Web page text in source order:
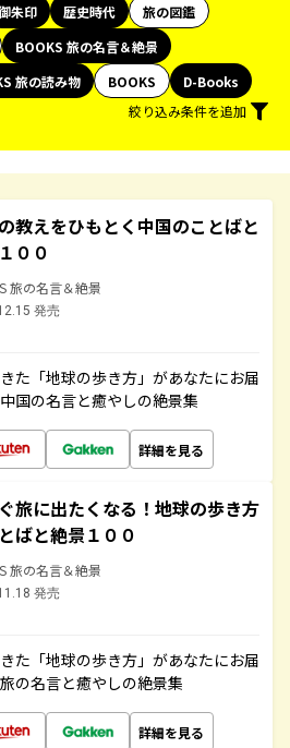
朱印 歴史時代
旅の図鑑
BOOKS 旅の名言＆絶景
旅の読み物 BOOKS
D-Books
絞り込み条件を追加
教えをひもとく中国のことばと
００
旅の名言＆絶景
発売
た「地球の歩き方」があなたにお届
国の名言と癒やしの絶景集
詳細を見る
旅に出たくなる！地球の歩き方
ばと絶景１００
旅の名言＆絶景
発売
た「地球の歩き方」があなたにお届
の名言と癒やしの絶景集
詳細を見る